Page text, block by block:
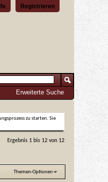
Registrieren
Erweiterte Suche
zu starten. Sie
Ergebnis 1 bis 12 von 12
Themen-Optionen